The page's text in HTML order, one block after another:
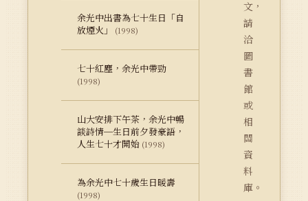
余光中出書為七十生日「自
放煙火」
(1998)
七十紅塵，余光中帶勁
(1998)
山大安排下午茶，余光中暢
談詩情─生日前夕發豪語，
人生七十才開始 (1998)
為余光中七十歲生日暖壽
(1998)
文，
請
洽
圖
書
館
或
相
關
資
料
庫。